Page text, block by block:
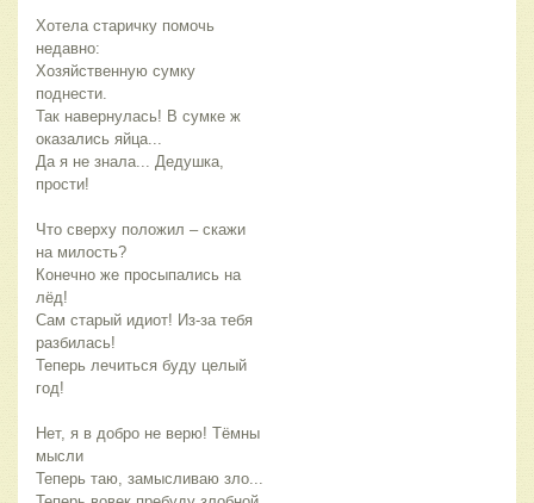
Хотела старичку помочь
недавно:
Хозяйственную сумку
поднести.
Так навернулась! В сумке ж
оказались яйца...
Да я не знала... Дедушка,
прости!
Что сверху положил – скажи
на милость?
Конечно же просыпались на
лёд!
Сам старый идиот! Из-за тебя
разбилась!
Теперь лечиться буду целый
год!
Нет, я в добро не верю! Тёмны
мысли
Теперь таю, замысливаю зло...